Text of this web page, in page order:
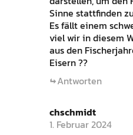
Sinne stattfinden
Es fällt einem
viel wir in diesem
aus den
Eisern ??
Antworten
chschmidt
1. Februar 2024